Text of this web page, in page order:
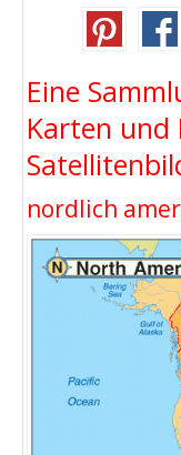
Eine
Karten und
nordlich